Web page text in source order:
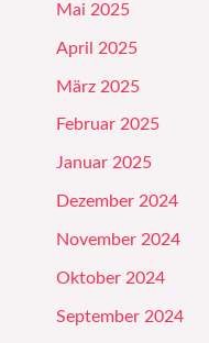
Mai 2025
April 2025
März 2025
Februar 2025
Januar 2025
Dezember 2024
November 2024
Oktober 2024
September 2024